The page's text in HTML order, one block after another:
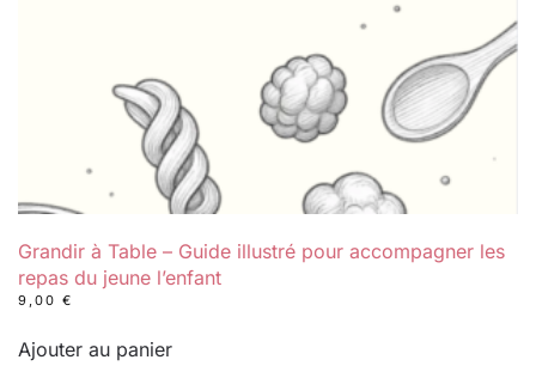
Grandir à Table – Guide illustré pour accompagner les
repas du jeune l’enfant
9,00 €
Ajouter au panier